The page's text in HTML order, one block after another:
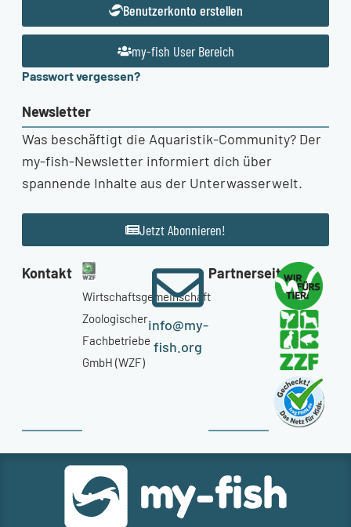
Benutzerkonto erstellen
my-fish User Bereich
Passwort vergessen?
Newsletter
Was beschäftigt die Aquaristik-Community? Der
my-fish-Newsletter informiert dich über
spannende Inhalte aus der Unterwasserwelt.
Jetzt Abonnieren!
Kontakt
Wirtschaftsgemeinschaft
Zoologischer
Fachbetriebe
GmbH (WZF)
info@my-
fish.org
Partnerseiten